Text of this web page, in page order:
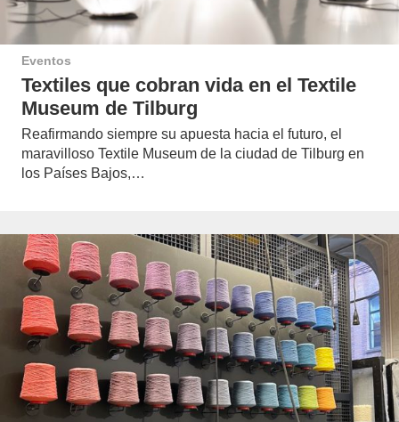
Eventos
Textiles que cobran vida en el Textile
Museum de Tilburg
Reafirmando siempre su apuesta hacia el futuro, el
maravilloso Textile Museum de la ciudad de Tilburg en
los Países Bajos,…